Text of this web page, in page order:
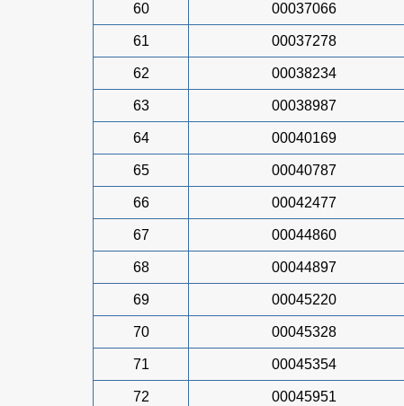
60 00037066
61 00037278
62 00038234
63 00038987
64 00040169
65 00040787
66 00042477
67 00044860
68 00044897
69 00045220
70 00045328
71 00045354
72 00045951